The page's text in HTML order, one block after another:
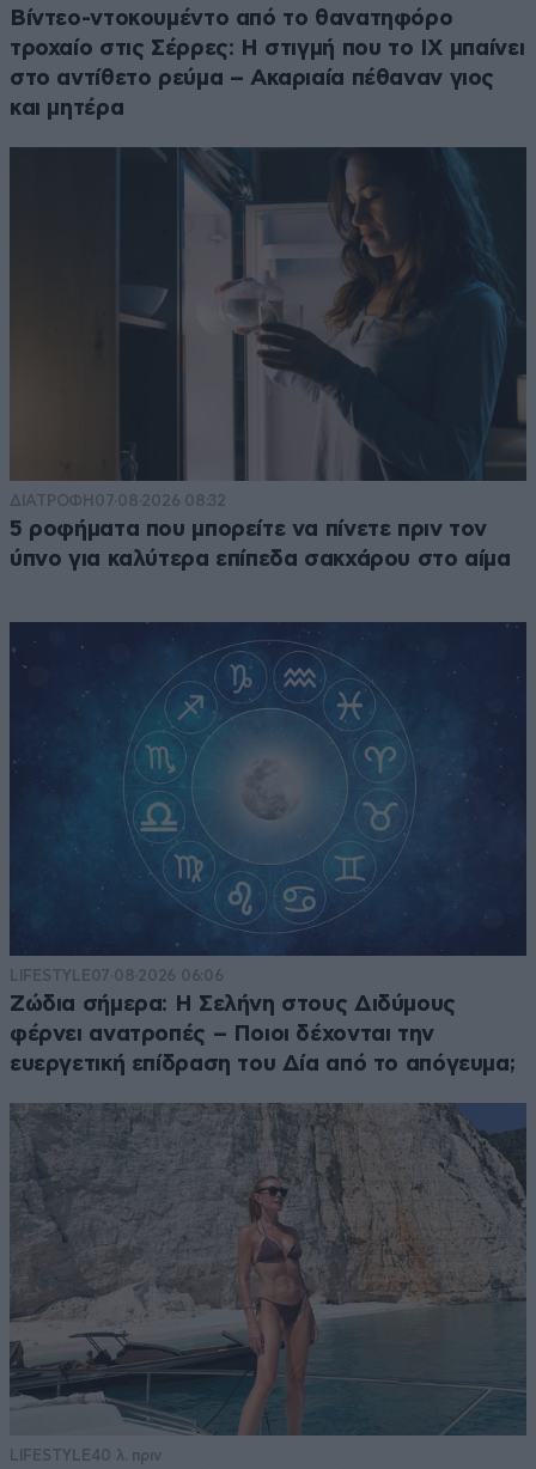
Βίντεο-ντοκουμέντο από το θανατηφόρο
τροχαίο στις Σέρρες: Η στιγμή που το ΙΧ μπαίνει
στο αντίθετο ρεύμα – Ακαριαία πέθαναν γιος
και μητέρα
ΔΙΑΤΡΟΦΗ 07·08·2026 08:32
5 ροφήματα που μπορείτε να πίνετε πριν τον
ύπνο για καλύτερα επίπεδα σακχάρου στο αίμα
LIFESTYLE07·08·2026 06:06
Ζώδια σήμερα: Η Σελήνη στους Διδύμους
φέρνει ανατροπές – Ποιοι δέχονται την
ευεργετική επίδραση του Δία από το απόγευμα;
LIFESTYLE40 λ. πριν